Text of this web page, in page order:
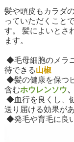
髪や頭皮もカラダ
っていただくこと
す。 髪によいとさ
ます。
◆毛母細胞のメラ
待できる山椒
◆髪の健康を保つ
含むホウレンソウ、
◆血行を良くし、
送り届ける効果が
◆発毛や育毛に良